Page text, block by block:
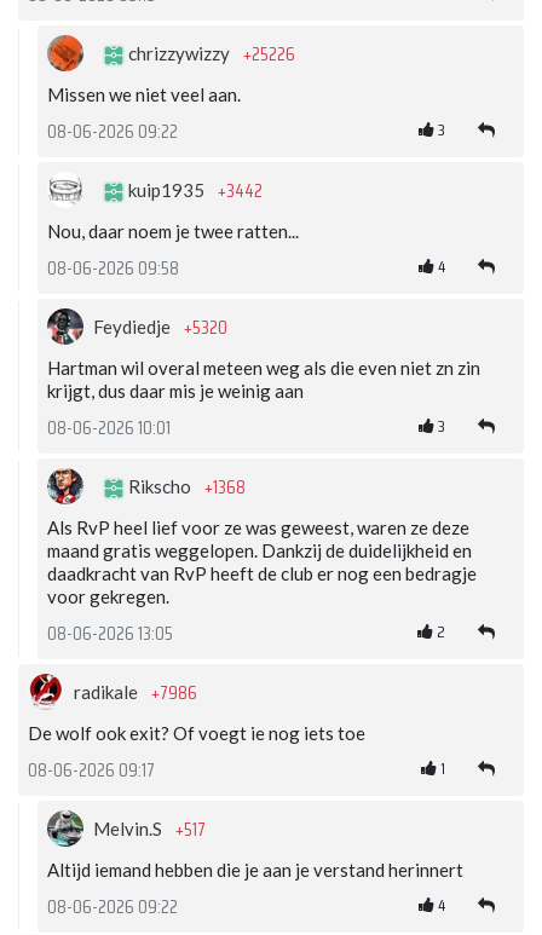
chrizzywizzy +25226
Missen we niet veel aan.
08-06-2026 09:22 3
kuip1935 +3442
Nou, daar noem je twee ratten...
08-06-2026 09:58 4
Feydiedje +5320
Hartman wil overal meteen weg als die even niet zn zin
krijgt, dus daar mis je weinig aan
08-06-2026 10:01 3
Rikscho +1368
Als RvP heel lief voor ze was geweest, waren ze deze
maand gratis weggelopen. Dankzij de duidelijkheid en
daadkracht van RvP heeft de club er nog een bedragje
voor gekregen.
08-06-2026 13:05 2
radikale +7986
De wolf ook exit? Of voegt ie nog iets toe
08-06-2026 09:17 1
Melvin.S +517
Altijd iemand hebben die je aan je verstand herinnert
08-06-2026 09:22 4